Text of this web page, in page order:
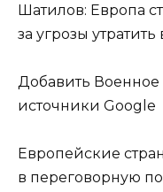
Шатилов: Европа
за угрозы
Добавить
источники Google
Европейские
в переговорную